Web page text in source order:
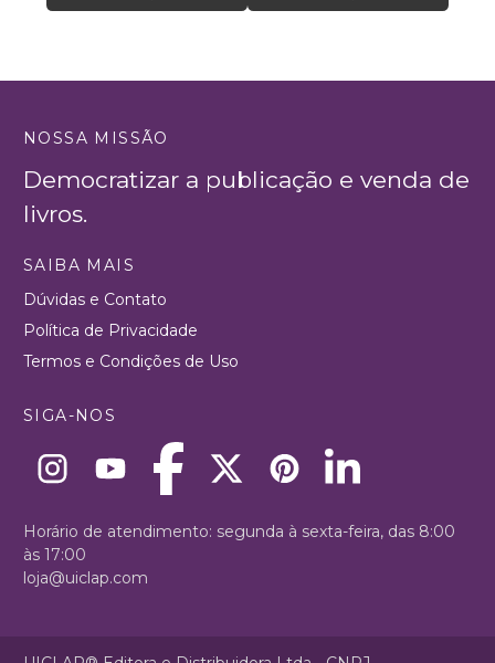
NOSSA MISSÃO
Democratizar a publicação e venda de
livros.
SAIBA MAIS
Dúvidas e Contato
Política de Privacidade
Termos e Condições de Uso
SIGA-NOS
Horário de atendimento: segunda à sexta-feira, das 8:00
às 17:00
loja@uiclap.com